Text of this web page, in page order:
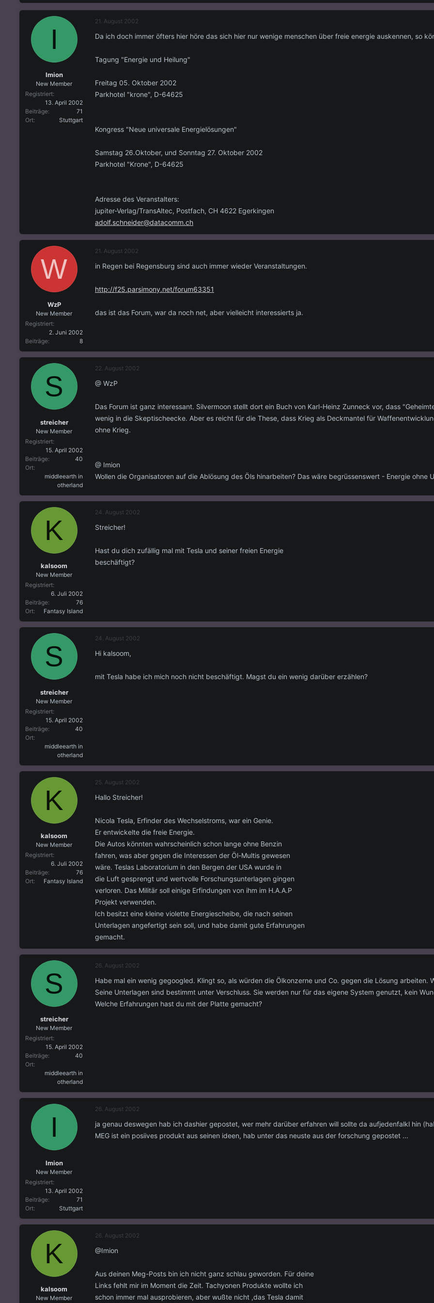
s
l
e
s
I
Imion
New Member
Registriert
13. April 2002
Beiträge
71
Ort
Stuttgart
21. August 2002
Da ich doch immer öfters hier höre das sich hier nur wenige menschen über freie energie auskennen, so
Tagung "Energie und Heilung"
Freitag 05. Oktober 2002
Parkhotel "krone", D-64625
Kongress "Neue universale Energielösungen"
Samstag 26.Oktober, und Sonntag 27. Oktober 2002
Parkhotel "Krone", D-64625
Adresse des Veranstalters:
jupiter-Verlag/TransAltec, Postfach, CH 4622 Egerkingen
adolf.schneider@datacomm.ch
W
WzP
New Member
Registriert
2. Juni 2002
Beiträge
8
21. August 2002
in Regen bei Regensburg sind auch immer wieder Veranstaltungen.
http://f25.parsimony.net/forum63351
das ist das Forum, war da noch net, aber vielleicht interessierts ja.
S
streicher
New Member
Registriert
15. April 2002
Beiträge
40
Ort
middleearth in
otherland
22. August 2002
@ WzP
Das Forum ist ganz interessant. Silvermoon stellt dort ein Buch von Karl-Heinz Zunneck vor, dass
wenig in die Skeptischeecke. Aber es reicht für die These, dass Krieg als Deckmantel für
ohne Krieg.
@ Imion
Wollen die Organisatoren auf die Ablösung des Öls hinarbeiten? Das wäre begrüssenswert - Energie ohne
K
kalsoom
New Member
Registriert
6. Juli 2002
Beiträge
76
Ort
Fantasy Island
24. August 2002
Streicher!
Hast du dich zufällig mal mit Tesla und seiner freien Energie
beschäftigt?
S
streicher
New Member
Registriert
15. April 2002
Beiträge
40
Ort
middleearth in
otherland
24. August 2002
Hi kalsoom,
mit Tesla habe ich mich noch nicht beschäftigt. Magst du ein wenig darüber erzählen?
K
kalsoom
New Member
Registriert
6. Juli 2002
Beiträge
76
Ort
Fantasy Island
25. August 2002
Hallo Streicher!
Nicola Tesla, Erfinder des Wechselstroms, war ein Genie.
Er entwickelte die freie Energie.
Die Autos könnten wahrscheinlich schon lange ohne Benzin
fahren, was aber gegen die Interessen der Öl-Multis gewesen
wäre. Teslas Laboratorium in den Bergen der USA wurde in
die Luft gesprengt und wertvolle Forschungsunterlagen gingen
verloren. Das Militär soll einige Erfindungen von ihm im H.A.A.P
Projekt verwenden.
Ich besitzt eine kleine violette Energiescheibe, die nach seinen
Unterlagen angefertigt sein soll, und habe damit gute Erfahrungen
gemacht.
S
streicher
New Member
Registriert
15. April 2002
Beiträge
40
Ort
middleearth in
otherland
26. August 2002
Habe mal ein wenig gegoogled. Klingt so, als würden die Ölkonzerne und Co. gegen die Lösung arbeiten.
Seine Unterlagen sind bestimmt unter Verschluss. Sie werden nur für das eigene System genutzt, kein
Welche Erfahrungen hast du mit der Platte gemacht?
I
Imion
New Member
Registriert
13. April 2002
Beiträge
71
Ort
Stuttgart
26. August 2002
ja genau deswegen hab ich dashier gepostet, wer mehr darüber erfahren will sollte da aufjedenfalkl hin
MEG ist ein posiives produkt aus seinen ideen, hab unter das neuste aus der forschung gepostet ...
K
kalsoom
New Member
26. August 2002
@Imion
Aus deinen Meg-Posts bin ich nicht ganz schlau geworden. Für deine
Links fehlt mir im Moment die Zeit. Tachyonen Produkte wollte ich
schon immer mal ausprobieren, aber wußte nicht ,das Tesla damit